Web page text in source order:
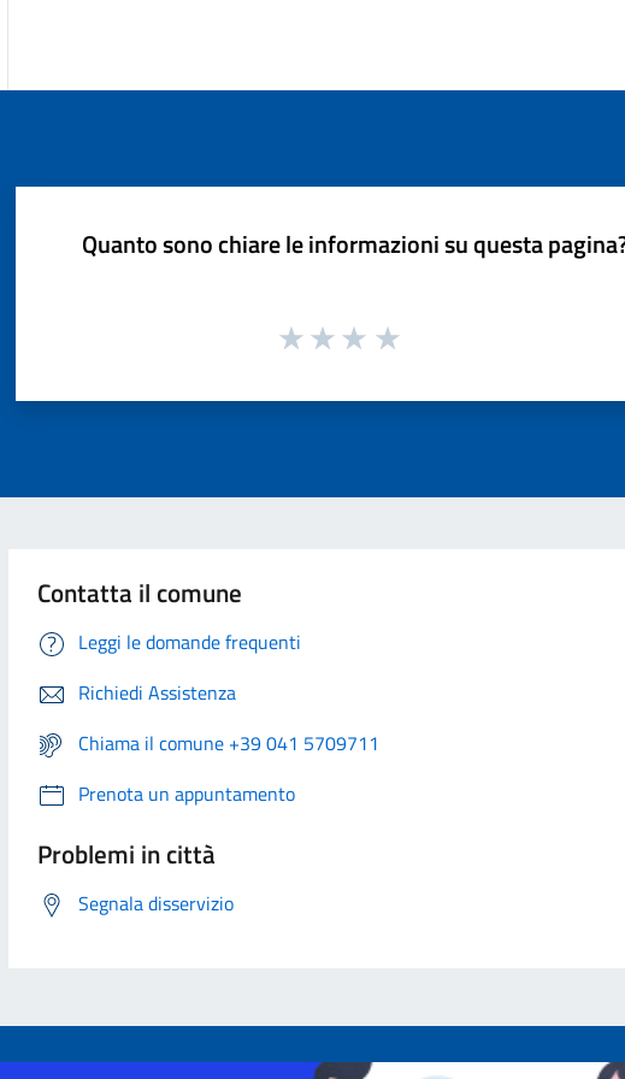
Quanto sono chiare le informazioni su questa
Contatta il comune
Leggi le domande frequenti
Richiedi Assistenza
Chiama il comune +39 041 5709711
Prenota un appuntamento
Problemi in città
Segnala disservizio